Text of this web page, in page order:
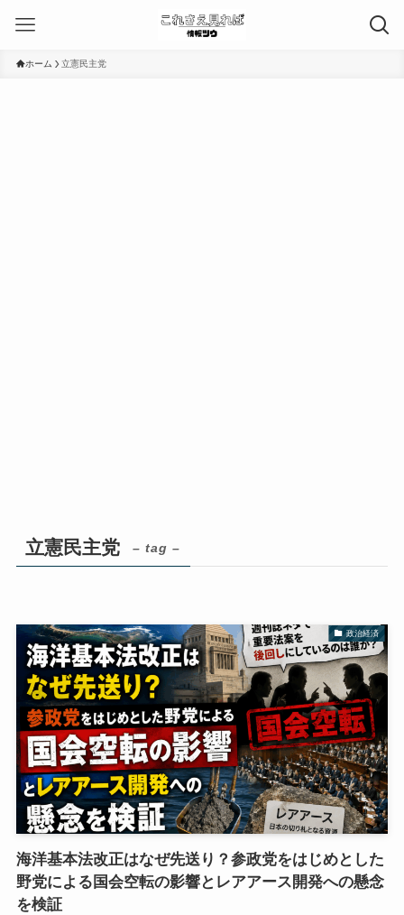
ホーム 立憲民主党
立憲民主党 – tag –
政治経済
海洋基本法改正はなぜ先送り？参政党をはじめとした
野党による国会空転の影響とレアアース開発への懸念
を検証